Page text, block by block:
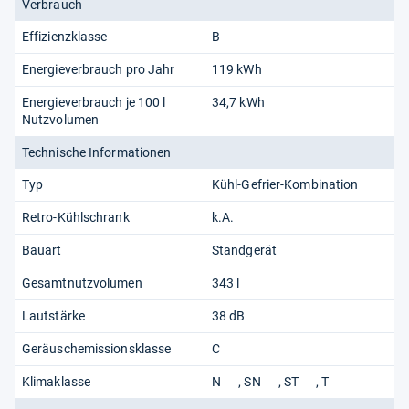
Verbrauch
Effizienzklasse B
Energieverbrauch pro Jahr 119 kWh
Energieverbrauch je 100 l
Nutzvolumen
34,7 kWh
Technische Informationen
Typ Kühl-Gefrier-Kombination
Retro-Kühlschrank k.A.
Bauart Standgerät
Gesamtnutzvolumen 343 l
Lautstärke 38 dB
Geräuschemissionsklasse C
Klimaklasse N SN ST T